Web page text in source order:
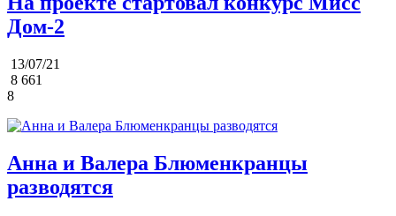
Дом-2
13/07/21
8 661
8
Анна и Валера Блюменкранцы
разводятся